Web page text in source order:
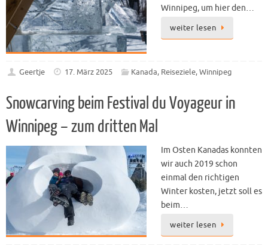
Winnipeg, um hier den…
weiter lesen
Geertje 17. März 2025 Kanada, Reiseziele,Winnipeg
Snowcarving beim Festival du Voyageur in
Winnipeg – zum dritten Mal
Im Osten Kanadas konnten
wir auch 2019 schon
einmal den richtigen
Winter kosten, jetzt soll es
beim…
weiter lesen